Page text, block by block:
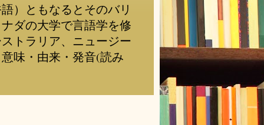
）ともなるとそのバリ
ダの大学で言語学を修
トラリア、ニュージー
味・由来・発音(読み